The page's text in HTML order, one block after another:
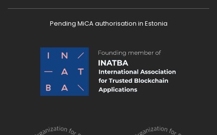
Pending MiCA authorisation in Estonia